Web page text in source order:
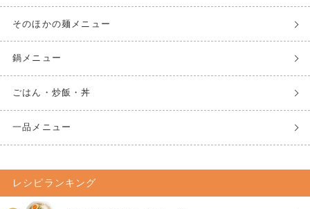
そのほかの麺メニュー
鍋メニュー
ごはん・炒飯・丼
一品メニュー
レシピランキング